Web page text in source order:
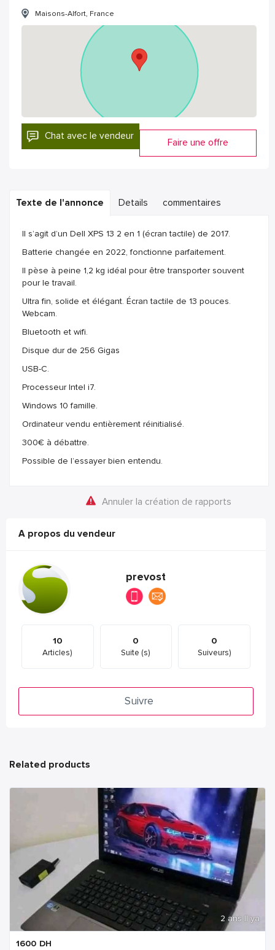
Maisons-Alfort, France
Chat avec le vendeur
Faire une offre
Texte de l'annonce Details commentaires
Il s’agit d’un Dell XPS 13 2 en 1 (écran tactile) de 2017.
Batterie changée en 2022, fonctionne parfaitement.
Il pèse à peine 1,2 kg idéal pour être transporter souvent
pour le travail.
Ultra fin, solide et élégant. Écran tactile de 13 pouces.
Webcam.
Bluetooth et wifi.
Disque dur de 256 Gigas
USB-C.
Processeur Intel i7.
Windows 10 famille.
Ordinateur vendu entièrement réinitialisé.
300€ à débattre.
Possible de l’essayer bien entendu.
Annuler la création de rapports
A propos du vendeur
prevost
10
Articles)
0
Suite (s)
0
Suiveurs)
Suivre
Related products
2 ans Il ya
1600 DH